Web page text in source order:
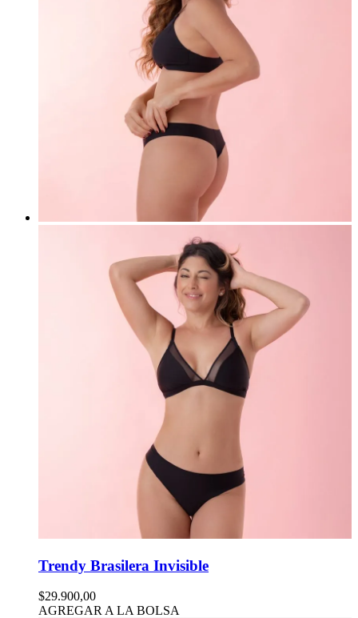
Trendy Brasilera Invisible
$29.900,00
AGREGAR A LA BOLSA